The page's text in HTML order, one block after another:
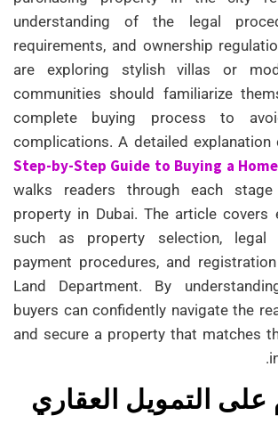
understanding of the legal
requirements, and ownership
are exploring stylish villas or
communities should familiarize
complete buying process to
complications. A detailed explanation
Step-by-Step Guide to Buying a
walks readers through each
property in Dubai. The article covers
such as property selection, legal
payment procedures, and
Land Department. By
buyers can confidently navigate the
and secure a property that matches
التمويل العقاري